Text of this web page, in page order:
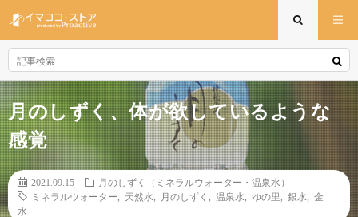
月のしずく、体が欲しているような
感覚
2021.09.15
月のしずく（ミネラルウォーター・温泉水）
ミネラルウォーター
天然水 月のしずく 温泉水 ゆの里 銀水
金
水